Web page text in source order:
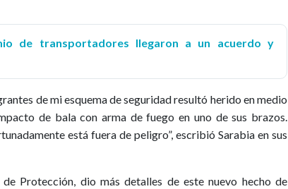
de transportadores llegaron a un acuerdo y
de mi esquema de seguridad resultó herido en medio
de bala con arma de fuego en uno de sus brazos.
está fuera de peligro”, escribió Sarabia en sus
Protección, dio más detalles de este nuevo hecho de